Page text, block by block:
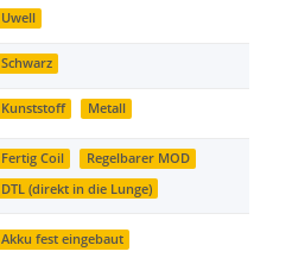
Uwell
Schwarz
Kunststoff Metall
Fertig Coil
Regelbarer MOD
DTL (direkt in die Lunge)
Akku fest eingebaut